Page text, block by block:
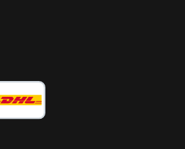
websites voordat u een bestelling
plaatst.